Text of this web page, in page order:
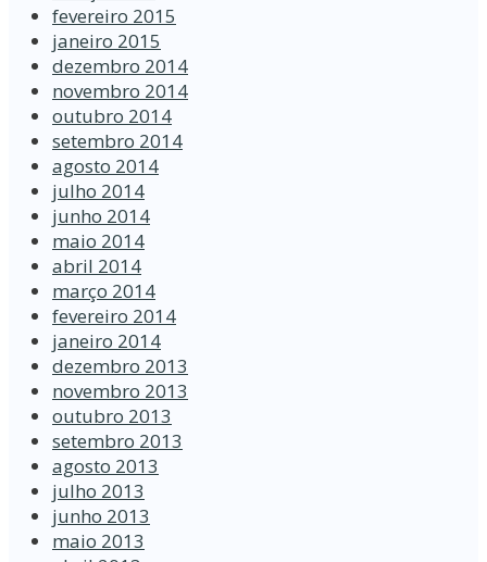
fevereiro 2015
janeiro 2015
dezembro 2014
novembro 2014
outubro 2014
setembro 2014
agosto 2014
julho 2014
junho 2014
maio 2014
abril 2014
março 2014
fevereiro 2014
janeiro 2014
dezembro 2013
novembro 2013
outubro 2013
setembro 2013
agosto 2013
julho 2013
junho 2013
maio 2013